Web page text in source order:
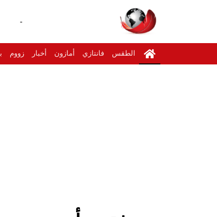
-
الطقس فانتازي أمازون أخبار زووم